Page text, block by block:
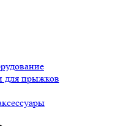
для прыжков